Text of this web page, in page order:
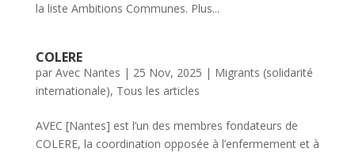
la liste Ambitions Communes. Plus...
COLERE
par Avec Nantes | 25 Nov, 2025 | Migrants (solidarité
internationale), Tous les articles
AVEC [Nantes] est l’un des membres fondateurs de
COLERE, la coordination opposée à l’enfermement et à